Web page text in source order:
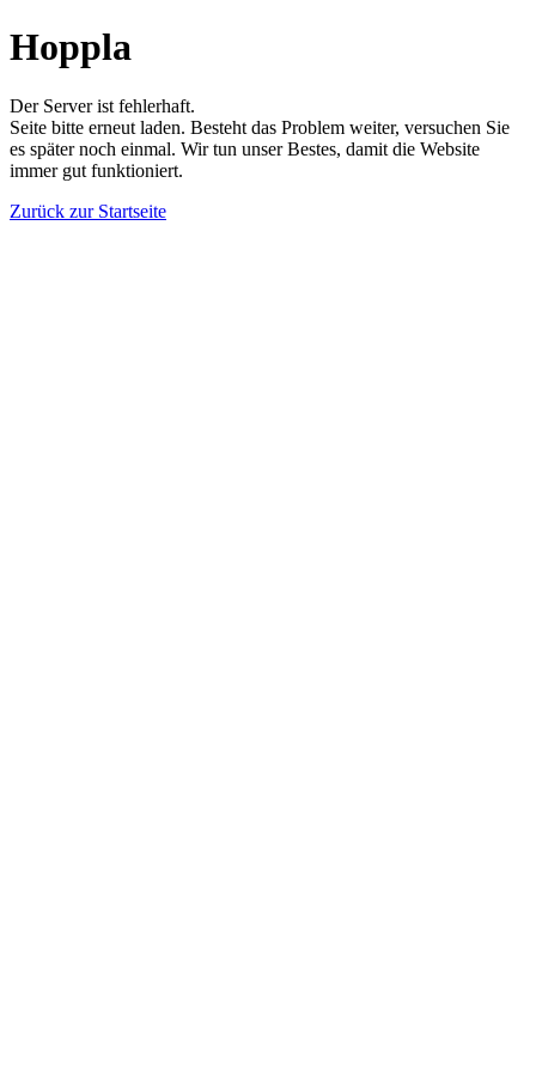
Hoppla
Der Server ist fehlerhaft.
Seite bitte erneut laden. Besteht das Problem weiter, versuchen Sie
es später noch einmal. Wir tun unser Bestes, damit die Website
immer gut funktioniert.
Zurück zur Startseite